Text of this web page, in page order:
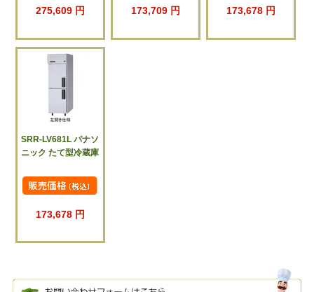
275,609 円 173,709 円 173,678 円
SRR-LV681L パナソ
ニック たて型冷蔵庫
173,678 円